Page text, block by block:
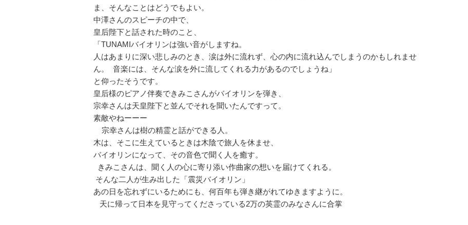
ま、そんなことはどうでもよい。
中澤さんのスピーチの中で、
皇后陛下と話された時のこと、
「TUNAMIバイオリンは強い音がしますね。
人はあまりに深い悲しみのとき、涙は外に流れず、心の内に流れ込んでしまうのかもしれませ
ん。 音楽には、そんな涙を外に流してくれる力があるのでしょうね」
と仰ったそうです。
皇后様のピアノ伴奏できみこさんがバイオリンを弾き、
宗幸さんは天皇陛下と並んでそれを聞いたんですって。
素敵やねーーー
宗幸さんは樹の精霊と話ができる人。
木は、そこに生えているときは木陰で旅人を休ませ、
バイオリンになって、その音色で聞く人を癒す。
きみこさんは、聞く人の心に寄り添い作曲家の想いを届けてくれる。
そんな二人が生み出した「震災バイオリン」
あの日を忘れずにいるためにも、何百年も弾き継がれてゆきますように。
天に帰って日本を見守ってくださっている2万の英霊のみなさんに合掌